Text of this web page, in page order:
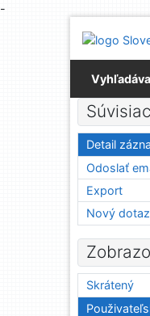
-
Prejsť na
Detail
Odoslať
Export
Nový dotaz
Skrátený